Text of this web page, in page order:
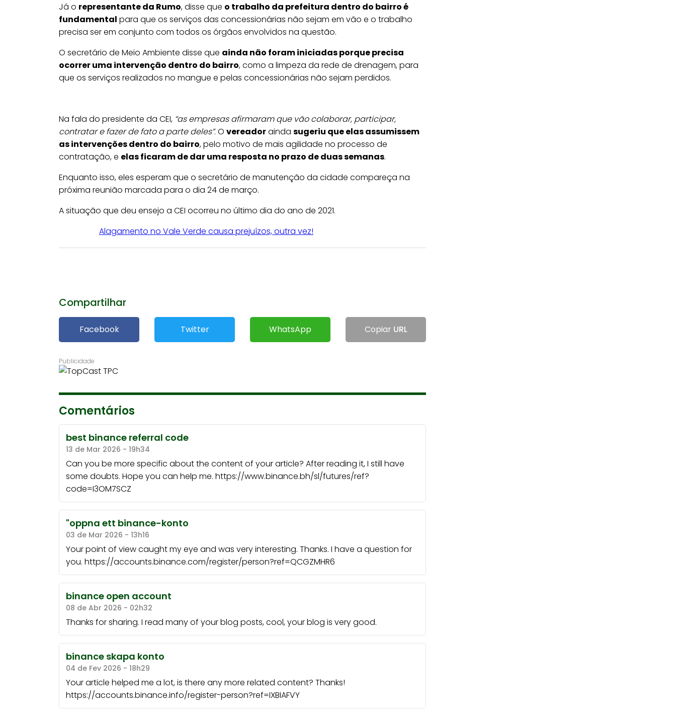
Já o representante da Rumo, disse que o trabalho da prefeitura dentro do bairro é
fundamental para que os serviços das concessionárias não sejam em vão e o trabalho
precisa ser em conjunto com todos os órgãos envolvidos na questão.
O secretário de Meio Ambiente disse que ainda não foram iniciadas porque precisa
ocorrer uma intervenção dentro do bairro, como a limpeza da rede de drenagem, para
que os serviços realizados no mangue e pelas concessionárias não sejam perdidos.
Na fala do presidente da CEI, “as empresas afirmaram que vão colaborar, participar,
contratar e fazer de fato a parte deles”. O vereadorainda sugeriu que elas assumissem
as intervenções dentro do bairro, pelo motivo de mais agilidade no processo de
contratação, e elas ficaram de dar uma resposta no prazo de duas semanas.
Enquanto isso, eles esperam que o secretário de manutenção da cidade compareça na
próxima reunião marcada para o dia 24 de março.
A situação que deu ensejo a CEI ocorreu no último dia do ano de 2021.
Alagamento no Vale Verde causa prejuízos, outra vez!
Compartilhar
Facebook Twitter WhatsApp Copiar URL
Comentários
best binance referral code
13 de Mar 2026 - 19h34
Can you be more specific about the content of your article? After reading it, I still have
some doubts. Hope you can help me. https://www.binance.bh/sl/futures/ref?
code=I3OM7SCZ
"oppna ett binance-konto
03 de Mar 2026 - 13h16
Your point of view caught my eye and was very interesting. Thanks. I have a question for
you. https://accounts.binance.com/register/person?ref=QCGZMHR6
binance open account
08 de Abr 2026 - 02h32
Thanks for sharing. I read many of your blog posts, cool, your blog is very good.
binance skapa konto
04 de Fev 2026 - 18h29
Your article helped me a lot, is there any more related content? Thanks!
https://accounts.binance.info/register-person?ref=IXBIAFVY